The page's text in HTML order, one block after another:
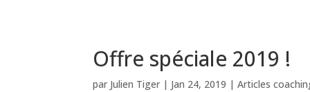
Offre spéciale 2019 !
par Julien Tiger | Jan 24, 2019 |Articles